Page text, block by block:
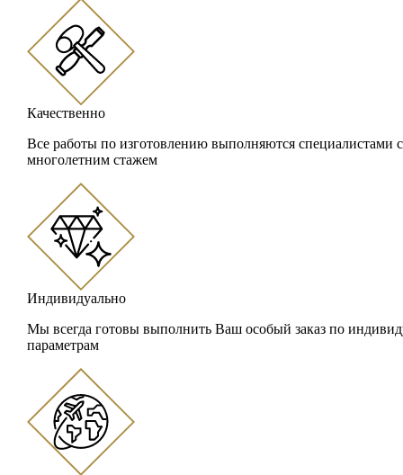
Качественно
Все работы по изготовлению выполняются специалистами с
многолетним стажем
Индивидуально
Мы всегда готовы выполнить Ваш особый заказ по
параметрам